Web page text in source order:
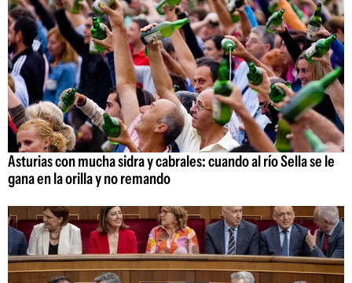
Asturias con mucha sidra y cabrales: cuando al río Sella se le
gana en la orilla y no remando